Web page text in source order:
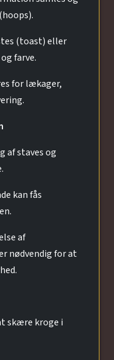
(toast) eller
farve.
for lækager,
af staves og
kan fås
af
nødvendig for at
skære kroge i